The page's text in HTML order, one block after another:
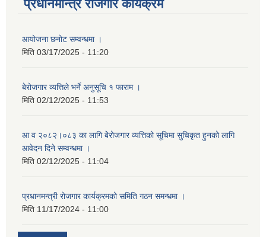
प्रधानमन्त्रि रोजगार कार्यक्रम
आयोजना छनोट सम्वन्धमा ।
मिति 03/17/2025 - 11:20
बेरोजगार व्यत्तिले भर्ने अनुसूचि १ फाराम ।
मिति 02/12/2025 - 11:53
आ व २०८२।०८३ का लागि बेेरोजगार व्यत्तिको सूचिमा सुचिकृत हुनको लागि
आवेदन दिने सम्वन्धमा ।
मिति 02/12/2025 - 11:04
प्रधानमन्त्री रोजगार कार्यक्रमको समिति गठन समन्धमा ।
मिति 11/17/2024 - 11:00